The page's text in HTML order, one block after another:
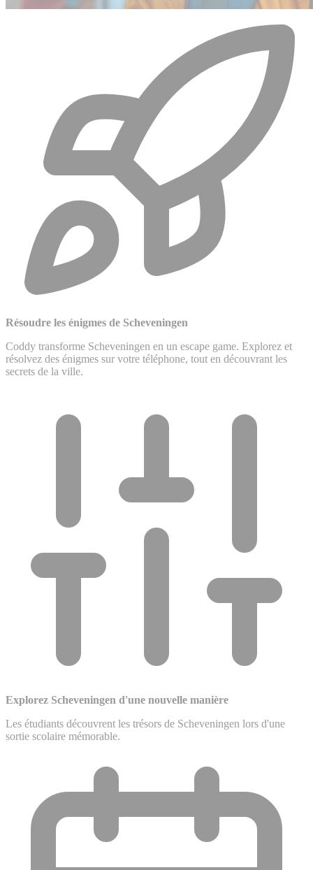
Résoudre les énigmes de Scheveningen
Coddy transforme Scheveningen en un escape game. Explorez et
résolvez des énigmes sur votre téléphone, tout en découvrant les
secrets de la ville.
Explorez Scheveningen d'une nouvelle manière
Les étudiants découvrent les trésors de Scheveningen lors d'une
sortie scolaire mémorable.